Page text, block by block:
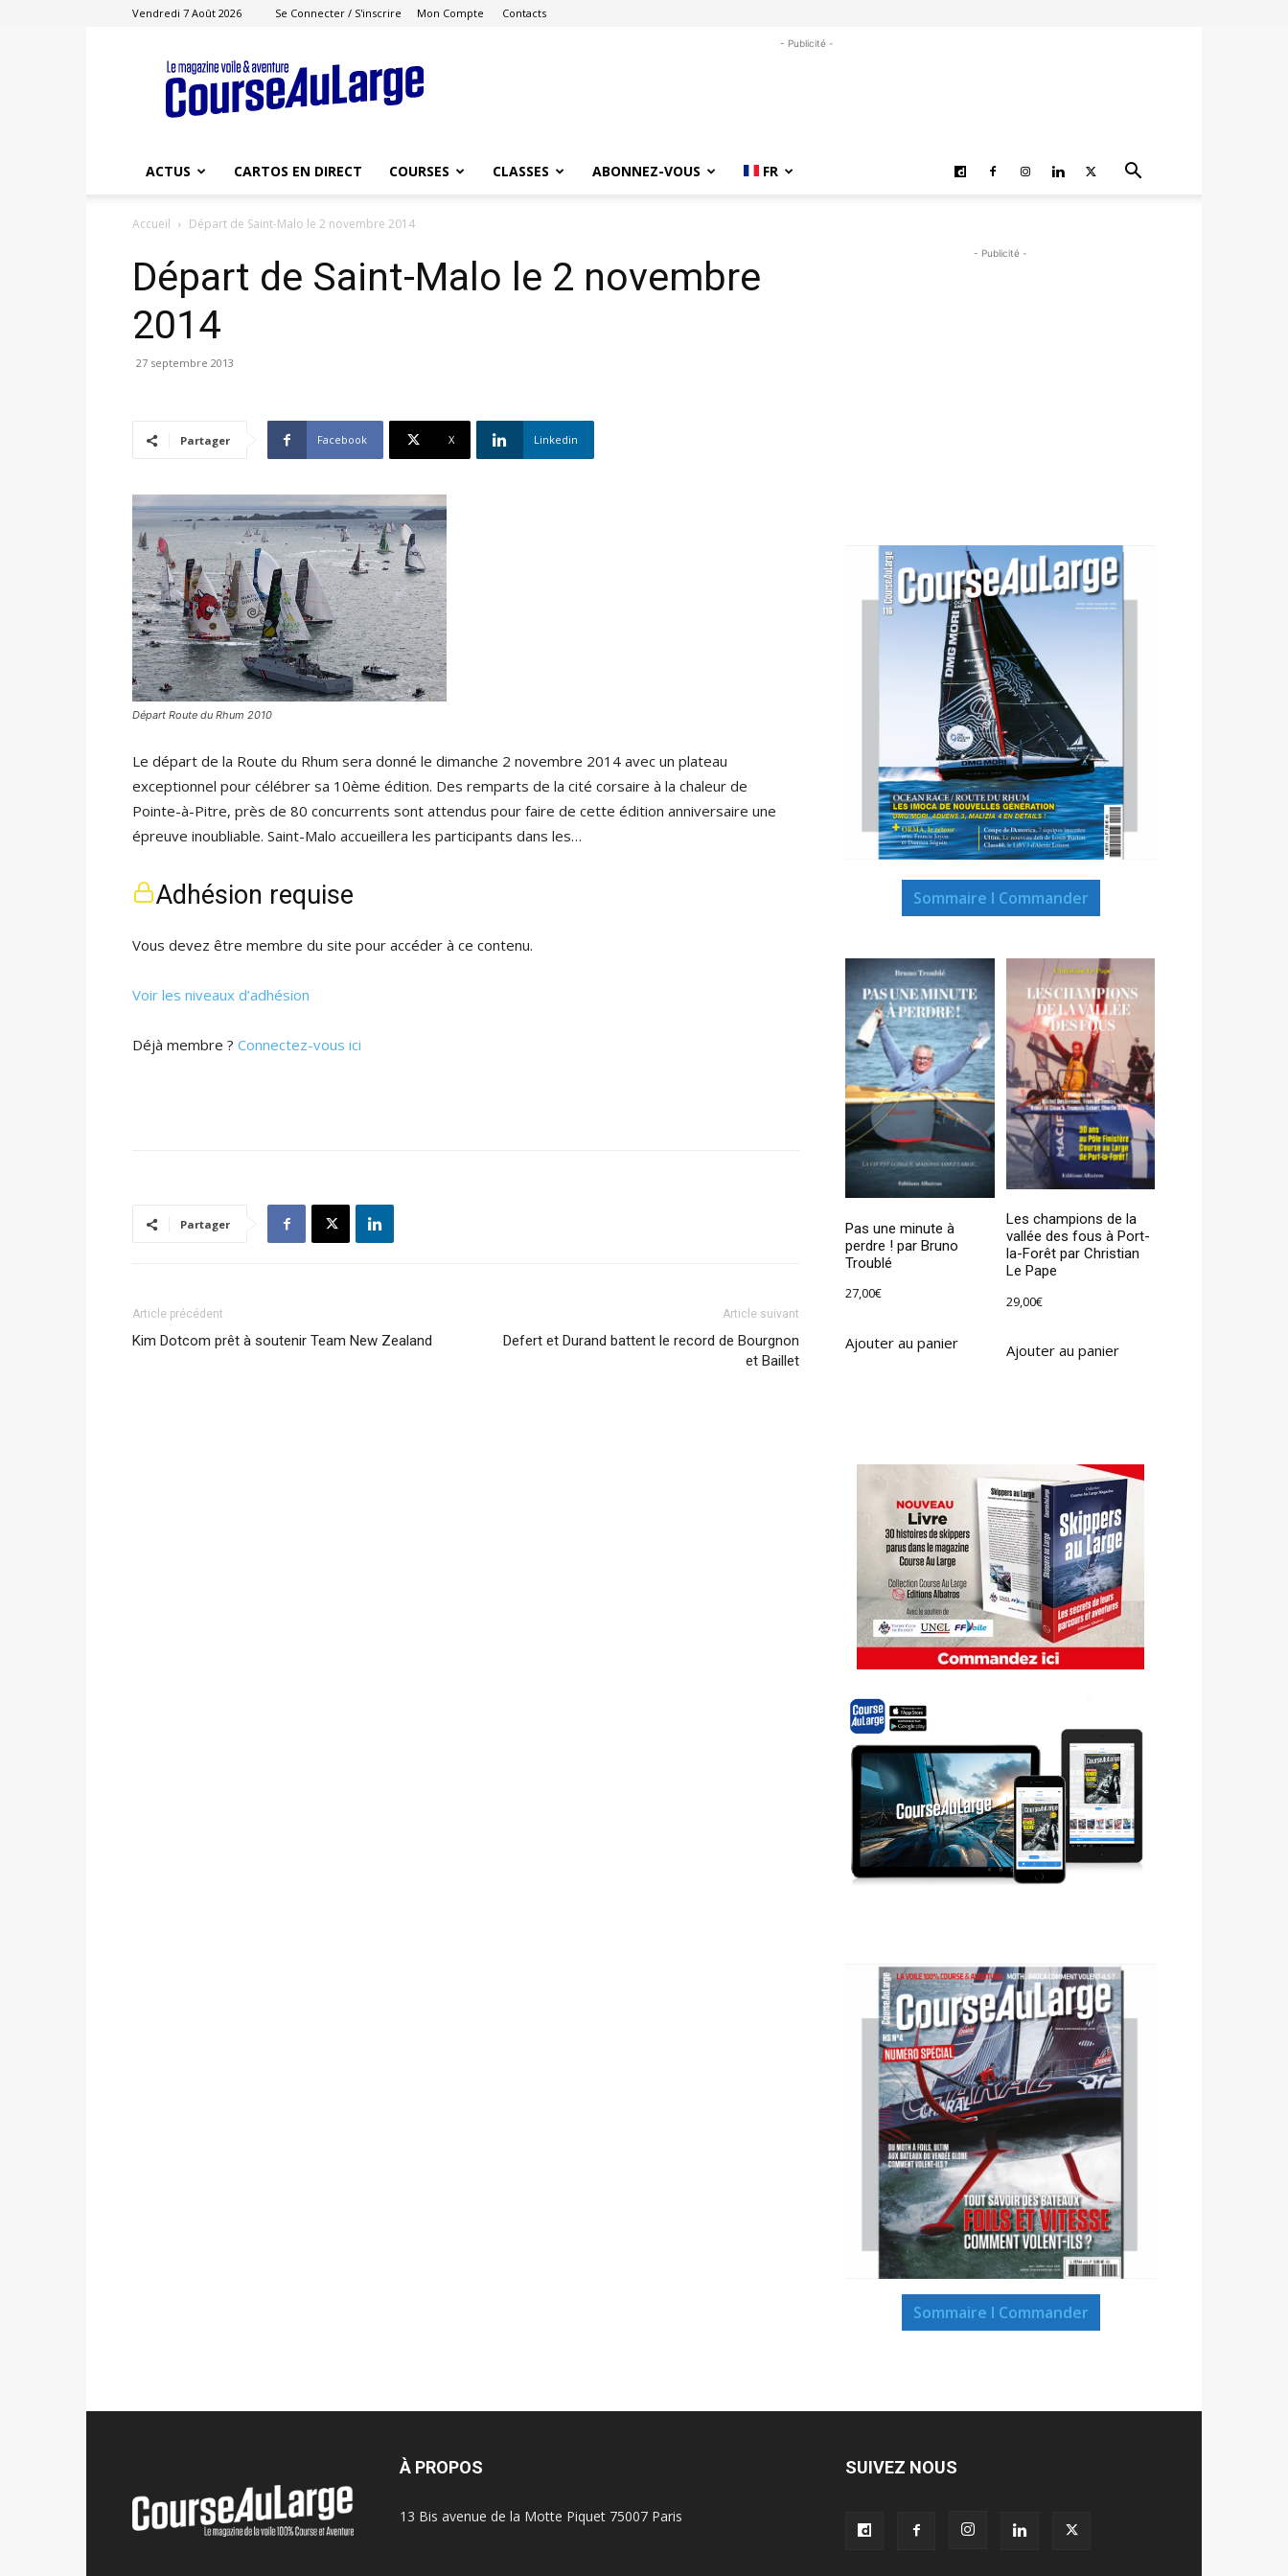
Vendredi 7 Août 2026 Se Connecter / S'inscrire Mon Compte Contacts
Course
au
Large
- Publicité -
ACTUS CARTOS EN DIRECT COURSES CLASSES ABONNEZ-VOUS FR
Accueil Départ de Saint-Malo le 2 novembre 2014
Départ de Saint-Malo le 2 novembre
2014
27 septembre 2013
Partager Facebook X Linkedin
Départ Route du Rhum 2010
Le départ de la Route du Rhum sera donné le dimanche 2 novembre 2014 avec un plateau
exceptionnel pour célébrer sa 10ème édition. Des remparts de la cité corsaire à la chaleur de
Pointe-à-Pitre, près de 80 concurrents sont attendus pour faire de cette édition anniversaire une
épreuve inoubliable. Saint-Malo accueillera les participants dans les…
Adhésion requise
Vous devez être membre du site pour accéder à ce contenu.
Voir les niveaux d’adhésion
Déjà membre ? Connectez-vous ici
Partager
Article précédent
Kim Dotcom prêt à soutenir Team New Zealand
Article suivant
Defert et Durand battent le record de Bourgnon
et Baillet
- Publicité -
Sommaire I Commander
Pas une minute à
perdre ! par Bruno
Troublé
27,00€
Ajouter au panier
Les champions de la
vallée des fous à Port-
la-Forêt par Christian
Le Pape
29,00€
Ajouter au panier
Sommaire I Commander
À PROPOS
13 Bis avenue de la Motte Piquet 75007 Paris
SUIVEZ NOUS